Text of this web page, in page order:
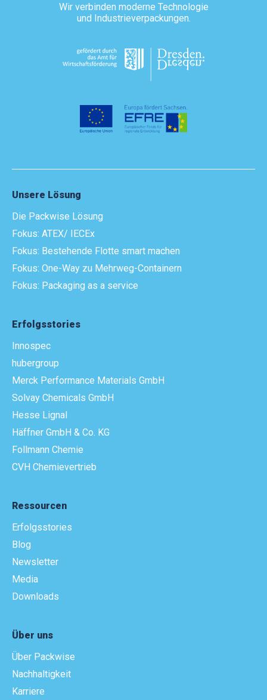
Wir verbinden moderne Technologie
und Industrieverpackungen.
Unsere Lösung
Die Packwise Lösung
Fokus: ATEX/ IECEx
Fokus: Bestehende Flotte smart machen
Fokus: One-Way zu Mehrweg-Containern
Fokus: Packaging as a service
Erfolgsstories
Innospec
hubergroup
Merck Performance Materials GmbH
Solvay Chemicals GmbH
Hesse Lignal
Häffner GmbH & Co. KG
Follmann Chemie
CVH Chemievertrieb
Ressourcen
Erfolgsstories
Blog
Newsletter
Media
Downloads
Über uns
Über Packwise
Nachhaltigkeit
Karriere